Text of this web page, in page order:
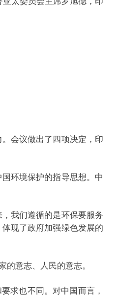
会议做出了四项决定，印
环境保护的指导思想。中
我们遵循的是环保要服务
现了政府加强绿色发展的
意志、人民的意志。
求也不同。对中国而言，